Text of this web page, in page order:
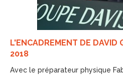
L'ENCADREMENT DE DAVID
2018
Avec le préparateur physique